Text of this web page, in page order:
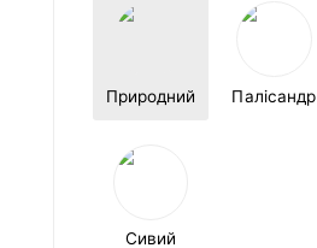
Природний Палісандр
Сивий